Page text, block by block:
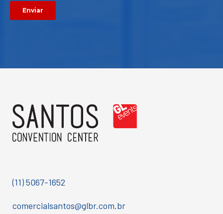
(11) 5067-1652
comercialsantos@glbr.com.br